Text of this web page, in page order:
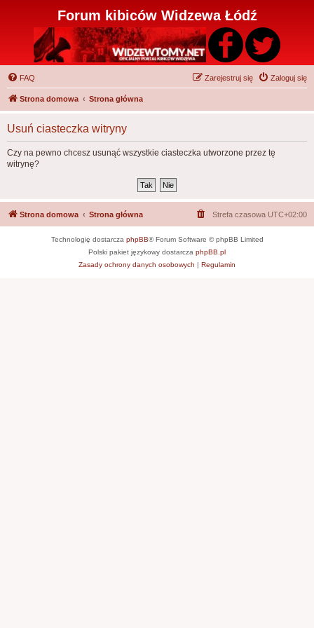
Forum kibiców Widzewa Łódź
FAQ Zaloguj się
Zarejestruj się
Strona domowa Strona główna
Usuń ciasteczka witryny
Czy na pewno chcesz usunąć wszystkie ciasteczka utworzone przez tę
witrynę?
Strona domowa Strona główna Strefa czasowa UTC+02:00
Technologię dostarcza phpBB® Forum Software © phpBB Limited
Polski pakiet językowy dostarcza phpBB.pl
Zasady ochrony danych osobowych | Regulamin